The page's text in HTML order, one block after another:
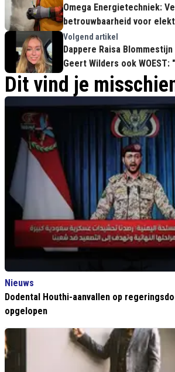
Omega Energietechniek:
betrouwbaarheid voor
Volgend artikel
Dappere Raisa Blommestijn
Geert Wilders ook WOEST:
Dit vind je
Nieuws
Dodental Houthi-aanvallen op
opgelopen